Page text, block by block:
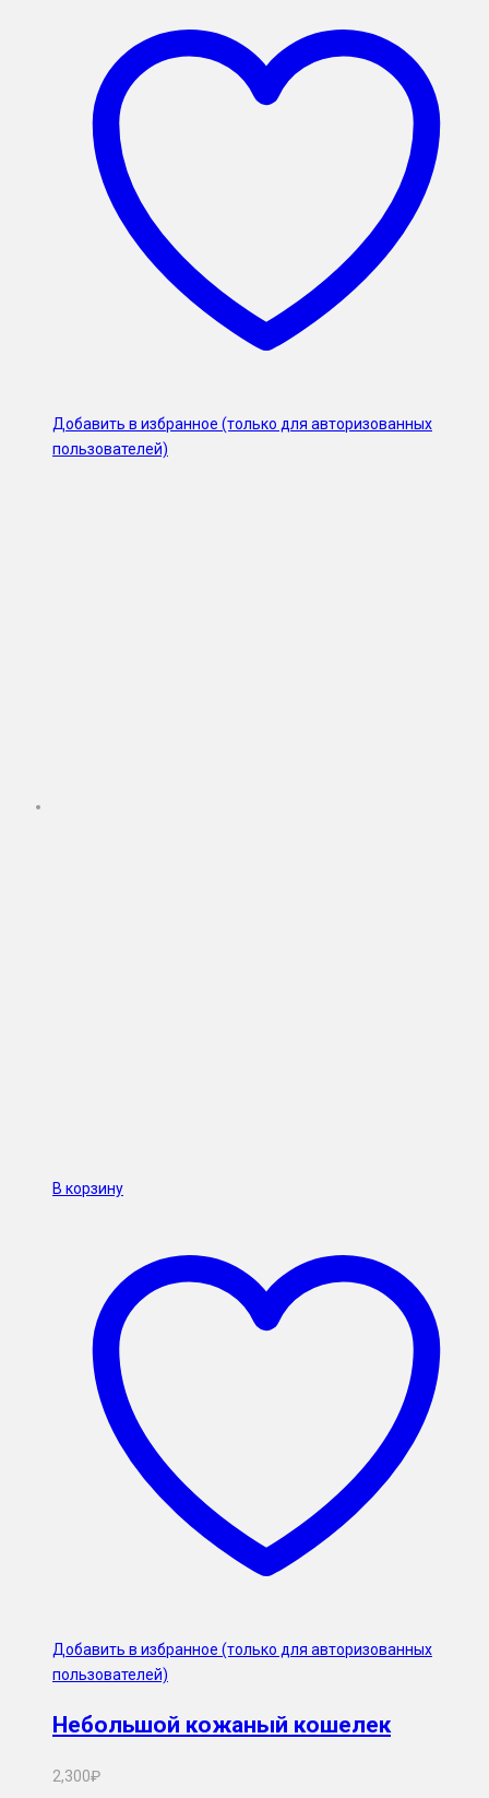
Добавить в избранное (только для авторизованных
пользователей)
В корзину
Добавить в избранное (только для авторизованных
пользователей)
Небольшой кожаный кошелек
2,300₽